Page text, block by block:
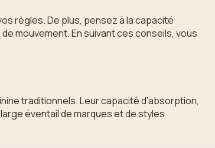
règles. De plus, pensez à la capacité
mouvement. En suivant ces conseils, vous
traditionnels. Leur capacité d’absorption,
éventail de marques et de styles